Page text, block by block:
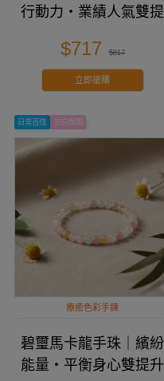
行動力・業績人氣雙提
$717 $817
立即搶購
日常百搭 正向氛圍
療癒色彩手鍊
碧璽馬卡龍手珠｜繽紛
能量・平衡身心雙提升